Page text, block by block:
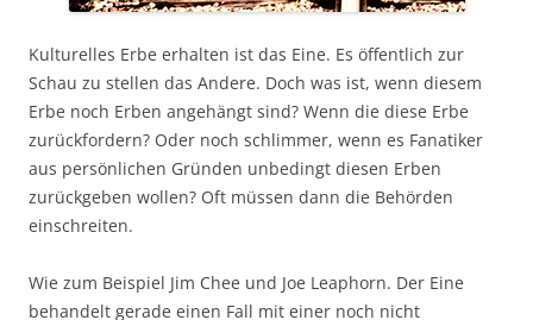
Kulturelles Erbe erhalten ist das Eine. Es öffentlich zur
Schau zu stellen das Andere. Doch was ist, wenn diesem
Erbe noch Erben angehängt sind? Wenn die diese Erbe
zurückfordern? Oder noch schlimmer, wenn es Fanatiker
aus persönlichen Gründen unbedingt diesen Erben
zurückgeben wollen? Oft müssen dann die Behörden
einschreiten.
Wie zum Beispiel Jim Chee und Joe Leaphorn. Der Eine
behandelt gerade einen Fall mit einer noch nicht